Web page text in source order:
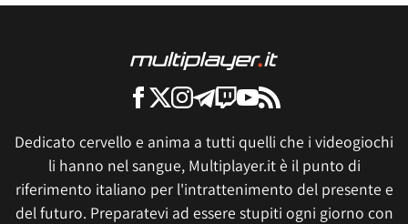
Dedicato cervello e anima a tutti quelli che i videogiochi
li hanno nel sangue, Multiplayer.it è il punto di
riferimento italiano per l'intrattenimento del presente e
del futuro. Preparatevi ad essere stupiti ogni giorno con